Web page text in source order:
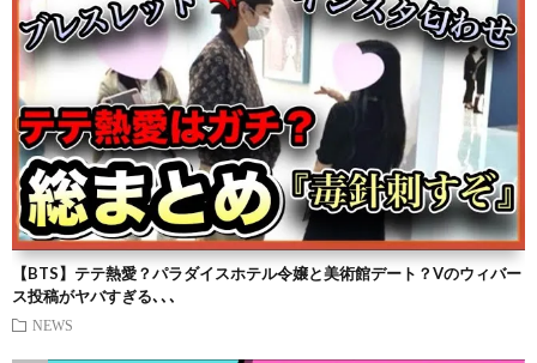
【BTS】テテ熱愛？パラダイスホテル令嬢と美術館デート？Vのウィバー
ス投稿がヤバすぎる､､､
NEWS